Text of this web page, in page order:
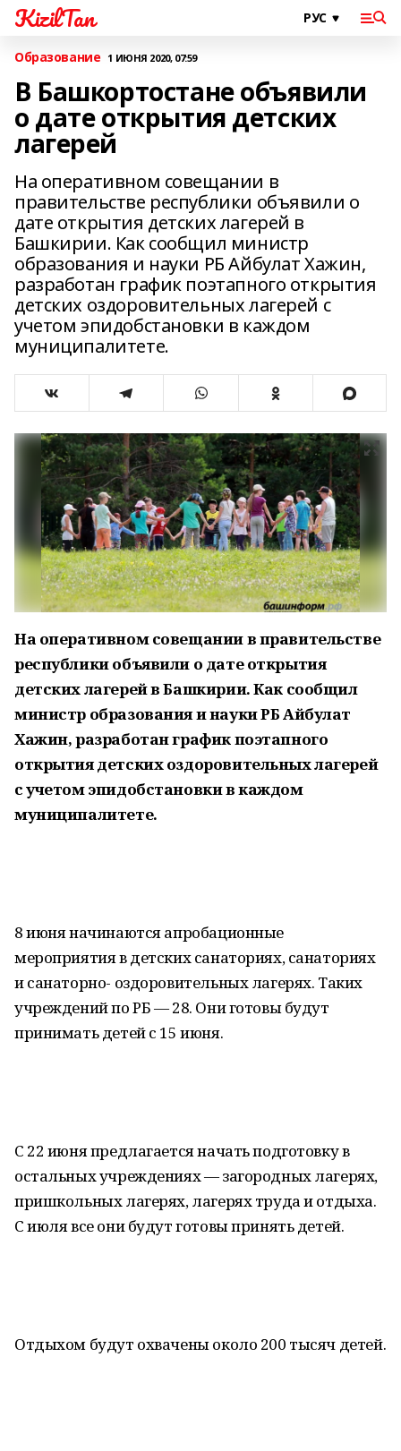
KizilTan
Образование 1 ИЮНЯ 2020, 07:59
В Башкортостане объявили
о дате открытия детских
лагерей
На оперативном совещании в
правительстве республики объявили о
дате открытия детских лагерей в
Башкирии. Как сообщил министр
образования и науки РБ Айбулат Хажин,
разработан график поэтапного открытия
детских оздоровительных лагерей с
учетом эпидобстановки в каждом
муниципалитете.
На оперативном совещании в правительстве
республики объявили о дате открытия
детских лагерей в Башкирии. Как сообщил
министр образования и науки РБ Айбулат
Хажин, разработан график поэтапного
открытия детских оздоровительных лагерей
с учетом эпидобстановки в каждом
муниципалитете.
8 июня начинаются апробационные
мероприятия в детских санаториях, санаториях
и санаторно- оздоровительных лагерях. Таких
учреждений по РБ — 28. Они готовы будут
принимать детей с 15 июня.
С 22 июня предлагается начать подготовку в
остальных учреждениях — загородных лагерях,
пришкольных лагерях, лагерях труда и отдыха.
С июля все они будут готовы принять детей.
Отдыхом будут охвачены около 200 тысяч детей.